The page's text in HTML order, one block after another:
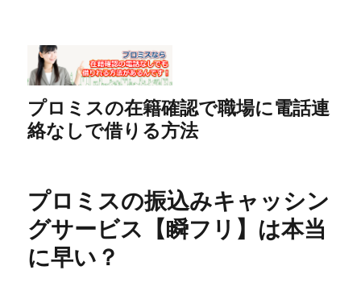
プロミスの在籍確認で職場に電話連
絡なしで借りる方法
プロミスの振込みキャッシン
グサービス【瞬フリ】は本当
に早い？